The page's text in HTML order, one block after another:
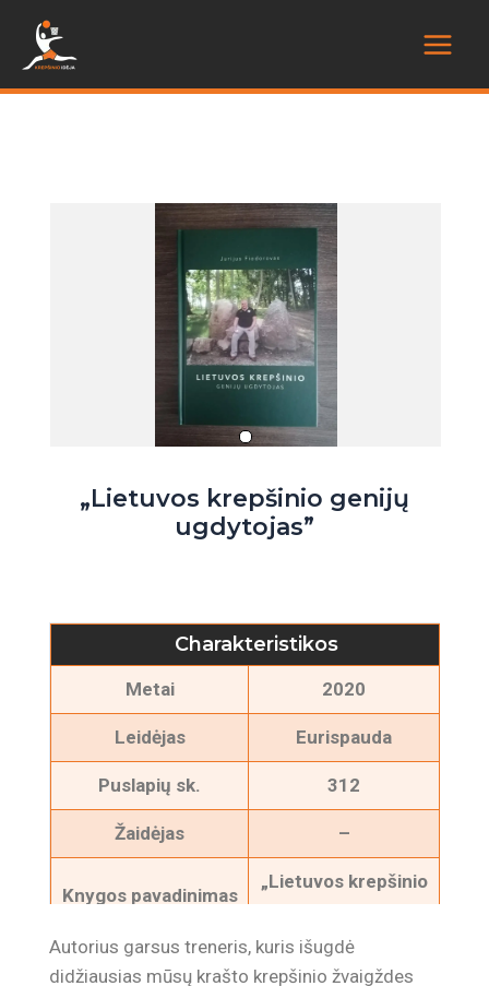
„Lietuvos krepšinio genijų
ugdytojas”
Charakteristikos
Metai 2020
Leidėjas Eurispauda
Puslapių sk. 312
Žaidėjas –
Knygos pavadinimas
„Lietuvos krepšinio
Autorius Jurijus Fiodorovas
Autorius garsus treneris, kuris išugdė
didžiausias mūsų krašto krepšinio žvaigždes